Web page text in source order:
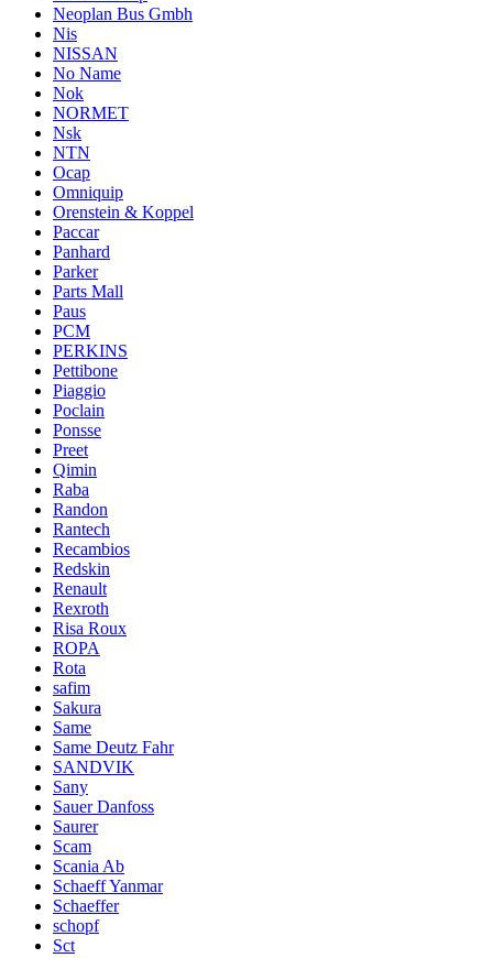
Neoplan Bus Gmbh
Nis
NISSAN
No Name
Nok
NORMET
Nsk
NTN
Ocap
Omniquip
Orenstein & Koppel
Paccar
Panhard
Parker
Parts Mall
Paus
PCM
PERKINS
Pettibone
Piaggio
Poclain
Ponsse
Preet
Qimin
Raba
Randon
Rantech
Recambios
Redskin
Renault
Rexroth
Risa Roux
ROPA
Rota
safim
Sakura
Same
Same Deutz Fahr
SANDVIK
Sany
Sauer Danfoss
Saurer
Scam
Scania Ab
Schaeff Yanmar
Schaeffer
schopf
Sct